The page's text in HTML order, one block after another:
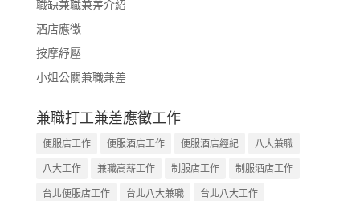
職缺兼職兼差介紹
酒店應徵
按摩紓壓
小姐公關兼職兼差
兼職打工兼差應徵工作
便服店工作 便服酒店工作 便服酒店經紀
八大兼職
八大工作
兼職高薪工作 制服店工作
制服酒店工作
台北便服店工作
台北八大兼職
台北八大工作